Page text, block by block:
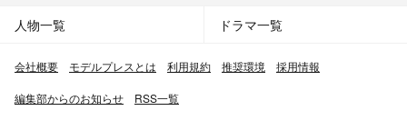
人物一覧 ドラマ一覧
会社概要 モデルプレスとは 利用規約 推奨環境 採用情報
編集部からのお知らせ RSS一覧